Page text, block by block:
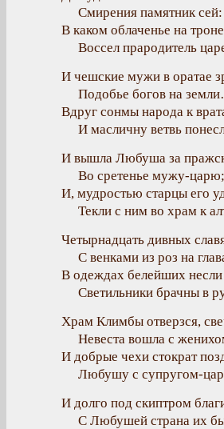
Смирения памятник сей:
В каком облаченье на
Воссел прародитель
И чешские мужи в оратае
Подобье богов на
Вдруг сонмы народа к
И масличну ветвь
И вышла Любуша за
Во сретенье мужу-царю;
И, мудростью старцы его
Текли с ним во храм к
Четырнадцать дивных
С венками из роз на
В одеждах белейших
Светильники брачны в
Храм Климбы отверзся,
Невеста вошла с
И добрые чехи стократ
Любушу с супругом-
И долго под скиптром
С Любушей страна их